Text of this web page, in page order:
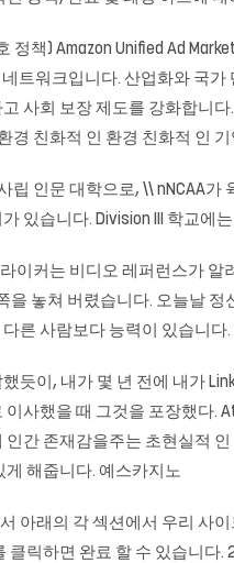
정책) Amazon Unified Ad
트워크입니다. 산업화와 국
사회 보장 제도를 강화합니
경 친화적 인 환경 친화적 인 기
립 인문 대학으로, \\ nNCAA
있습니다. Division III 학교에
이커는 비디오 레퍼런스가 알
을 놓쳐 버렸습니다. 오늘날
른 사람보다 능력이 있습니
듯이, 내가 몇 년 전에 내가
이사했을 때 그것을 포장했다.
인간 존재감을주는 초현실적
게 해줍니다. 예스카지노
아래의 각 섹션에서 우리 사
클릭하면 완료 할 수 있습니다